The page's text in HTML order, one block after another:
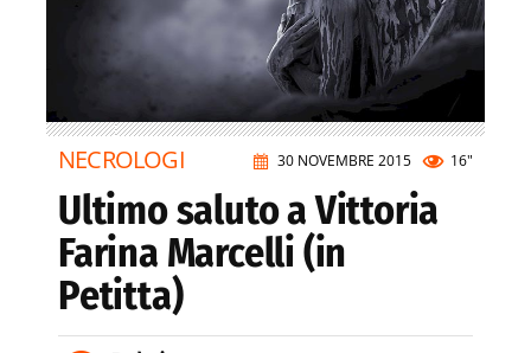
30 NOVEMBRE 2015 16"
NECROLOGI
Ultimo saluto a Vittoria
Farina Marcelli (in
Petitta)